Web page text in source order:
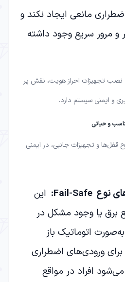
مانعی ایجاد نکند و
و مرور سریع وجود داشته
نصب تجهیزات احراز هویت، نقش پر
و ایمنی سیستم دارد.
و حیاتی
قفل‌ها و تجهیزات جانبی، در ایمنی
نوع : این
برق یا وجود مشکل در
اتوماتیک باز
ورودی‌های اضطراری
افراد در مواقع